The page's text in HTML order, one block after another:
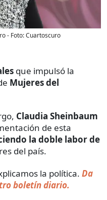
- Foto:Cuartoscuro
que impulsó la
Mujeres del
Claudia Sheinbaum
de esta
la doble labor de
del país.
la política. Da
boletín diario.